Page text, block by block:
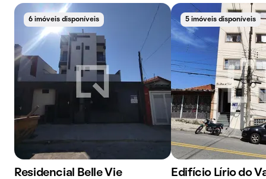
6 imóveis disponíveis
Residencial Belle Vie
5 imóveis disponíveis
Edifício Lírio do